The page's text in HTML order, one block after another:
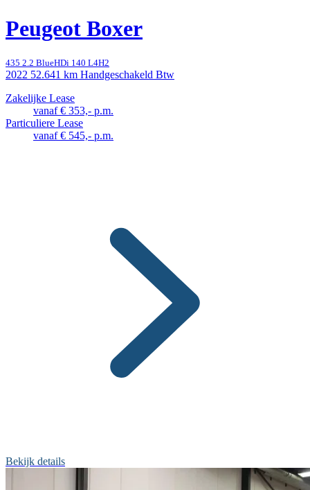
Peugeot Boxer
435 2.2 BlueHDi 140 L4H2
2022 52.641 km Handgeschakeld Btw
Zakelijke Lease
vanaf € 353,- p.m.
Particuliere Lease
vanaf € 545,- p.m.
Bekijk details